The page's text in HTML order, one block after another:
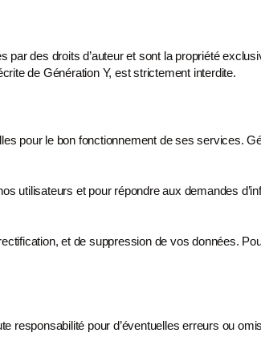
par des droits d’auteur et sont la propriété
de Génération Y, est strictement interdite.
pour le bon fonctionnement de ses services.
utilisateurs et pour répondre aux demandes
et desuppression de vos données.
responsabilité pourd’éventuelles erreurs ou